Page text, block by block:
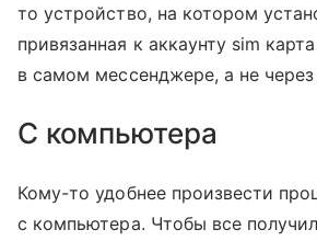
то устройство, на котором
привязанная к аккаунту sim
в самом мессенджере, а не через
С компьютера
Кому-то удобнее произвести
с компьютера. Чтобы все